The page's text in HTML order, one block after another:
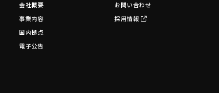
会社概要
事業内容
国内拠点
電子公告
お問い合わせ
採用情報